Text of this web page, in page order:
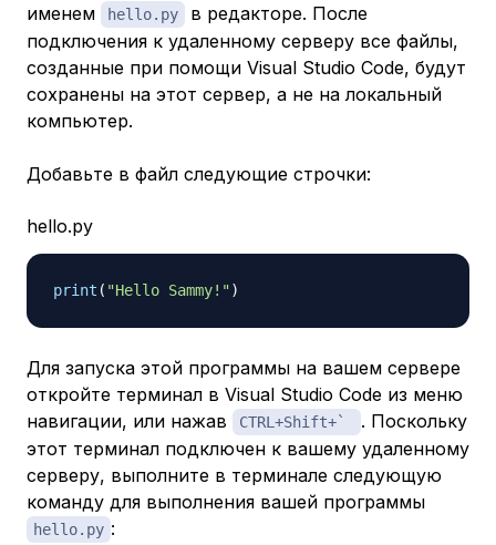
именем
hello.py
в редакторе. После
подключения к удаленному серверу все файлы,
созданные при помощи Visual Studio Code, будут
сохранены на этот сервер, а не на локальный
компьютер.
Добавьте в файл следующие строчки:
hello.py
print ( "Hello Sammy!")
Для запуска этой программы на вашем сервере
откройте терминал в Visual Studio Code из меню
навигации, или нажав
CTRL+Shift+`
. Поскольку
этот терминал подключен к вашему удаленному
серверу, выполните в терминале следующую
команду для выполнения вашей программы
hello.py :